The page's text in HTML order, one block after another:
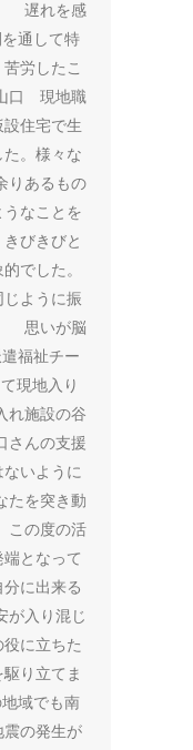
遅れを感
通して特
労したこ
口 現地職
住宅で生
。様々な
あるもの
なことを
びきびと
した。
ように振
思いが脳
福祉チー
現地入り
れ施設の谷
さんの支援
いように
を突き動
この度の活
となって
に出来る
入り混じ
に立ちた
り立てま
域でも南
震の発生が